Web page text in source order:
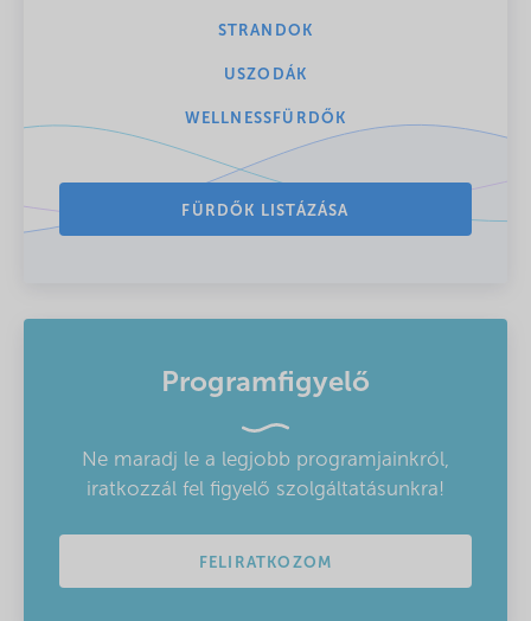
STRANDOK
USZODÁK
WELLNESSFÜRDŐK
FÜRDŐK LISTÁZÁSA
Programfigyelő
Ne maradj le a legjobb programjainkról,
iratkozzál fel figyelő szolgáltatásunkra!
FELIRATKOZOM